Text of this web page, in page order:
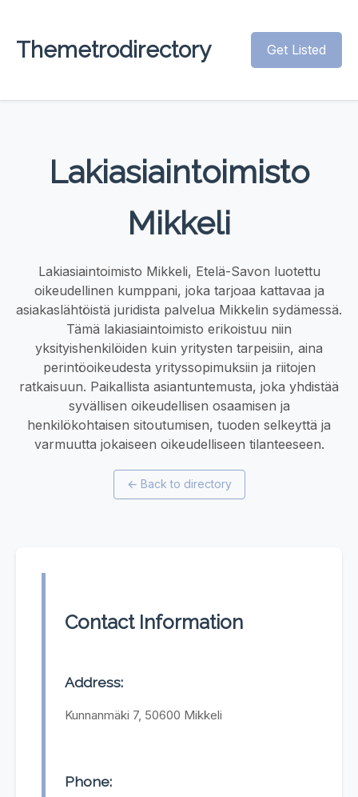
Themetrodirectory Get Listed
Lakiasiaintoimisto
Mikkeli
Lakiasiaintoimisto Mikkeli, Etelä-Savon luotettu
oikeudellinen kumppani, joka tarjoaa kattavaa ja
asiakaslähtöistä juridista palvelua Mikkelin sydämessä.
Tämä lakiasiaintoimisto erikoistuu niin
yksityishenkilöiden kuin yritysten tarpeisiin, aina
perintöoikeudesta yrityssopimuksiin ja riitojen
ratkaisuun. Paikallista asiantuntemusta, joka yhdistää
syvällisen oikeudellisen osaamisen ja
henkilökohtaisen sitoutumisen, tuoden selkeyttä ja
varmuutta jokaiseen oikeudelliseen tilanteeseen.
← Back to directory
Contact Information
Address:
Kunnanmäki 7, 50600 Mikkeli
Phone: